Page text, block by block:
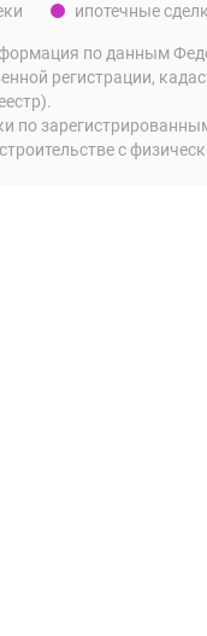
ипотечные
по данным
регистрации,
по
с